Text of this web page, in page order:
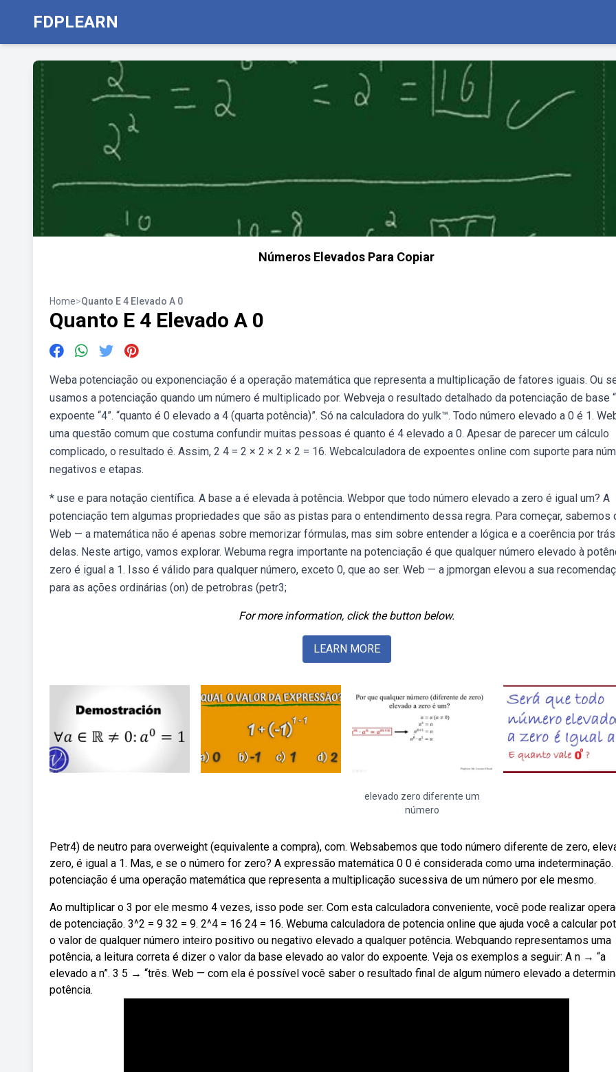
FDPLEARN
Números Elevados Para Copiar
Home>Quanto E 4 Elevado A 0
Quanto E 4 Elevado A 0
Weba potenciação ou exponenciação é a operação matemática que representa a multiplicação de fatores iguais. Ou
usamos a potenciação quando um número é multiplicado por. Webveja o resultado detalhado da potenciação de base
expoente “4”. “quanto é 0 elevado a 4 (quarta potência)”. Só na calculadora do yulk™. Todo número elevado a 0 é 1.
uma questão comum que costuma confundir muitas pessoas é quanto é 4 elevado a 0. Apesar de parecer um cálculo
complicado, o resultado é. Assim, 2 4 = 2 × 2 × 2 × 2 = 16. Webcalculadora de expoentes online com suporte para
negativos e etapas.
* use e para notação científica. A base a é elevada à potência. Webpor que todo número elevado a zero é igual um? A
potenciação tem algumas propriedades que são as pistas para o entendimento dessa regra. Para começar, sabemos
Web — a matemática não é apenas sobre memorizar fórmulas, mas sim sobre entender a lógica e a coerência por trás
delas. Neste artigo, vamos explorar. Webuma regra importante na potenciação é que qualquer número elevado à
zero é igual a 1. Isso é válido para qualquer número, exceto 0, que ao ser. Web — a jpmorgan elevou a sua
para as ações ordinárias (on) de petrobras (petr3;
For more information, click the button below.
LEARN MORE
elevado zero diferente um
número
Petr4) de neutro para overweight (equivalente a compra), com. Websabemos que todo número diferente de zero,
zero, é igual a 1. Mas, e se o número for zero? A expressão matemática 0 0 é considerada como uma indeterminação.
potenciação é uma operação matemática que representa a multiplicação sucessiva de um número por ele mesmo.
Ao multiplicar o 3 por ele mesmo 4 vezes, isso pode ser. Com esta calculadora conveniente, você pode realizar
de potenciação. 3^2 = 9 32 = 9. 2^4 = 16 24 = 16. Webuma calculadora de potencia online que ajuda você a calcular
o valor de qualquer número inteiro positivo ou negativo elevado a qualquer potência. Webquando representamos uma
potência, a leitura correta é dizer o valor da base elevado ao valor do expoente. Veja os exemplos a seguir: A n → “a
elevado a n”. 3 5 → “três. Web — com ela é possível você saber o resultado final de algum número elevado a
potência.